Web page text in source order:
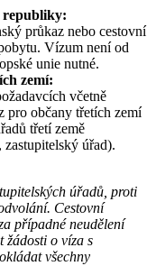
republiky:
průkaz nebo cestovní
Vízum není od
unie nutné.
zemí:
včetně
občany třetích zemí
třetí země
úřad).
úřadů, proti
Cestovní
případné neudělení
žádosti o víza s
všechny